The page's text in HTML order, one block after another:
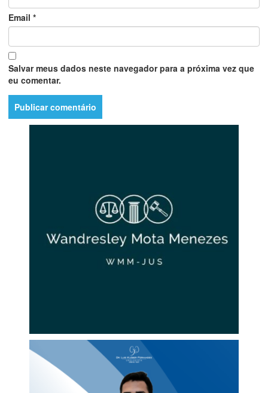
Email *
Salvar meus dados neste navegador para a próxima vez que
eu comentar.